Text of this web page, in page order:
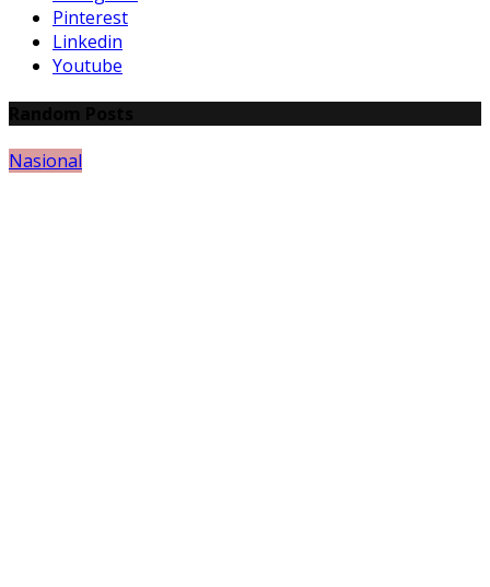
Pinterest
Linkedin
Youtube
Nasional